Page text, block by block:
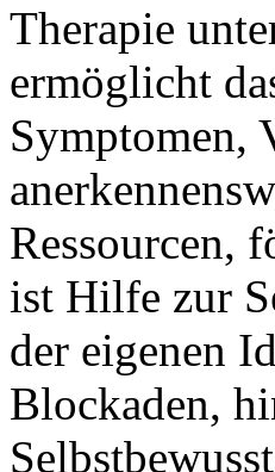
Therapie
ermöglicht
Symptomen,
Ressourcen,
ist Hilfe zur
der eigenen
Blockaden,